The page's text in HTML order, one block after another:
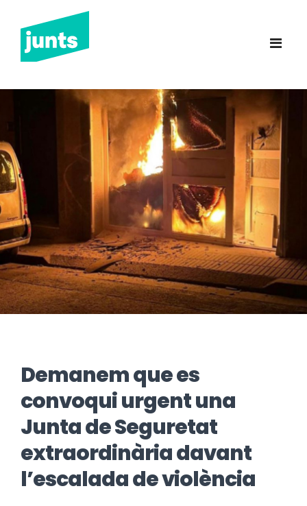
Junts Sant Feliu de
Guíxols
INICI
CANDIDATURA 2023
NOTÍCIES
BUTLLETINS
INCIDÈNCIES
CONTACTE
Demanem que es
convoqui urgent una
Junta de Seguretat
extraordinària davant
l’escalada de violència